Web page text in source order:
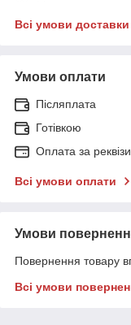
Всі умови доставки
Умови оплати
Післяплата
Готівкою
Оплата за
Всі умови оплати
Умови
Повернення товару
Всі умови